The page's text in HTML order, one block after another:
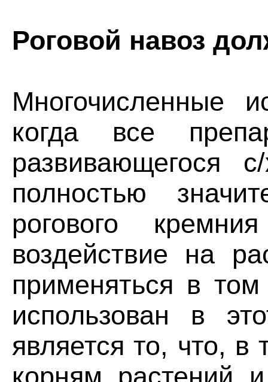
Роговой навоз
Многочисленные
когда все
развивающегося
полностью
рогового
воздействие на
применяться в
использован в
является то, что, в
корням растений